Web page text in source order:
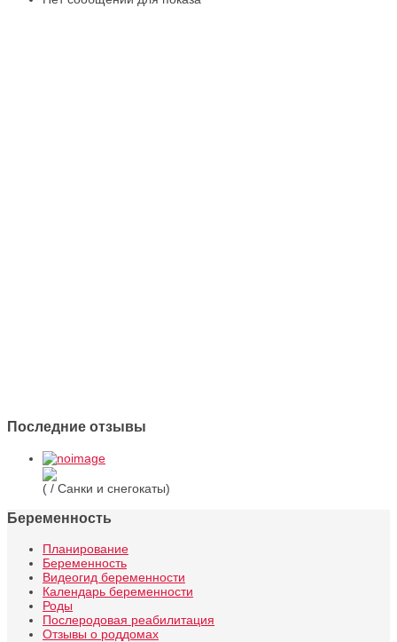
Последние отзывы
( / Санки и снегокаты)
Беременность
Планирование
Беременность
Видеогид беременности
Календарь беременности
Роды
Послеродовая реабилитация
Отзывы о роддомах